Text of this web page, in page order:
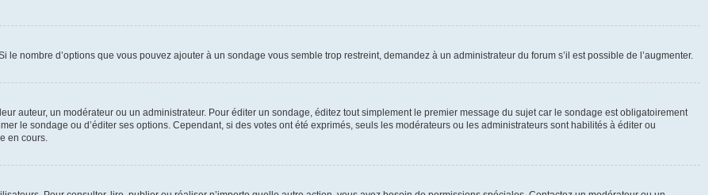
le nombre d’options que vous pouvez ajouter à un sondage vous semble trop restreint, demandez à un administrateur du forum s’il est possible de l’augmenter.
auteur, un modérateur ou un administrateur. Pour éditer un sondage, éditez tout simplement le premier message du sujet car le sondage est obligatoirement
le sondage ou d’éditer ses options. Cependant, si des votes ont été exprimés, seuls les modérateurs ou les administrateurs sont habilités à éditer ou
en cours.